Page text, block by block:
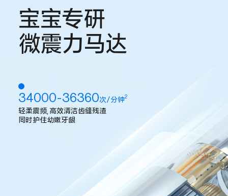
宝宝专研
微震力马达
34000-36360次/分钟2
轻柔震频,高效清洁齿缝残渣
同时护住幼嫩牙龈